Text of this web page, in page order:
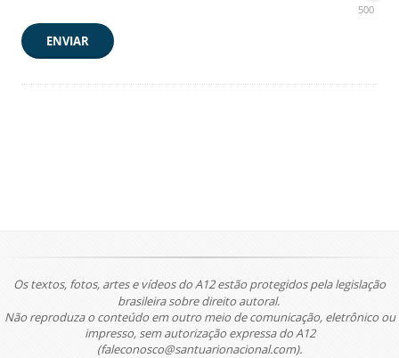
500
ENVIAR
Os textos, fotos, artes e vídeos do A12 estão protegidos pela legislação
brasileira sobre direito autoral.
Não reproduza o conteúdo em outro meio de comunicação, eletrônico ou
impresso, sem autorização expressa do A12
(faleconosco@santuarionacional.com).